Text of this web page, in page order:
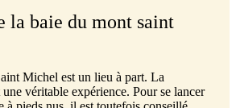
la baie du mont saint
Michel est un lieu à part. La
une véritable expérience. Pour se lancer